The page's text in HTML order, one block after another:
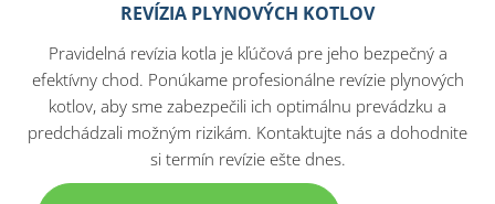
REVÍZIA PLYNOVÝCH KOTLOV
Pravidelná revízia kotla je kľúčová pre jeho bezpečný a
efektívny chod. Ponúkame profesionálne revízie plynových
kotlov, aby sme zabezpečili ich optimálnu prevádzku a
predchádzali možným rizikám. Kontaktujte nás a dohodnite
si termín revízie ešte dnes.